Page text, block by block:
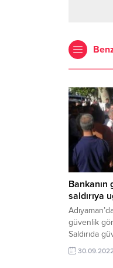
Bankanın
saldırıya
güvenlik
Saldırıda
geçen bir
göre olay,